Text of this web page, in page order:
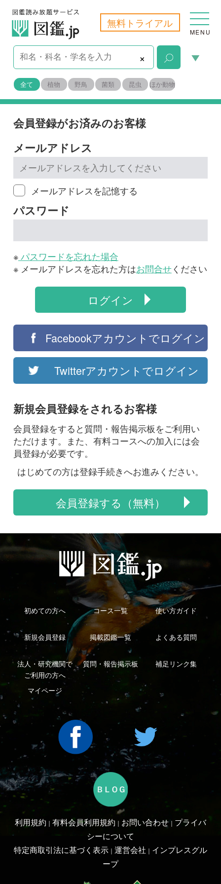
無料トライアル
MENU
×
全て 植物 野鳥 菌類 昆虫 ほか動物
会員登録がお済みのお客様
メールアドレス
メールアドレスを記憶する
パスワード
※パスワードを忘れた場合
ログイン
Twitterアカウントでログイン
新規会員登録をされるお客様
会員登録をすると質問・報告掲示板をご利用い
ただけます。また、有料コースへの加入には会
員登録が必要です。
コース一覧 使い方ガイド
新規会員登録 掲載図鑑一覧 よくある質問
質問・報告掲示板 補足リンク集
利用規約｜有料会員利用規約 お問い合わせ｜プライバ
シーについて
特定商取引法に基づく表示
インプレスグル
ープ
Copyright ©2016 Yama-kei Publishers co.,Ltd.
An impress Group Company. All rights reserved.